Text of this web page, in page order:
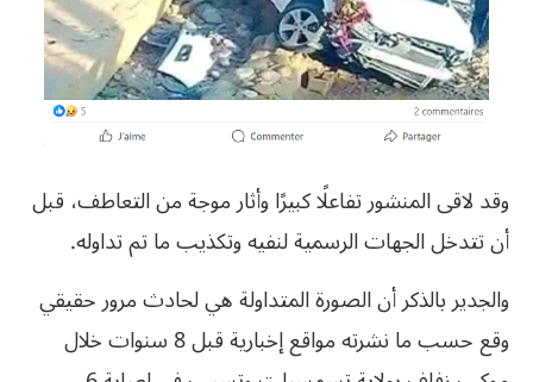
وقد لاقى المنشور تفاعلًا كبيرًا وأثار موجة من التعاطف، قبل
أن تتدخل الجهات الرسمية لنفيه وتكذيب ما تم تداوله.
والجدير بالذكر أن الصورة المتداولة هي لحادث مرور حقيقي
وقع حسب ما نشرته مواقع إخبارية قبل 8 سنوات خلال